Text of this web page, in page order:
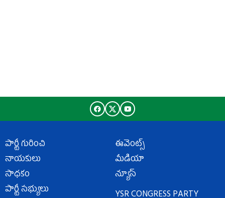
పార్టీ గురించి
నాయకులు
సాధకం
పార్టీ సభ్యులు
ఈవెంట్స్
మీడియా
న్యూస్